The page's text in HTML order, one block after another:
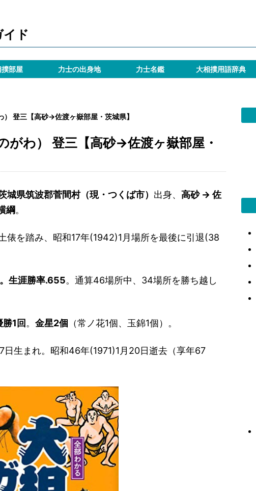
ド
部屋 力士の出身地 力士名鑑 大相撲用語辞典
登三【高砂→佐渡ヶ嶽部屋・茨城県】
がわ） 登三【高砂→佐渡ヶ嶽部屋・
城県筑波郡菅間村（現・つくば市） 出身、 高砂 → 佐
綱。
俵を踏み、昭和17年(1942)1月場所を最後に引退(38
生涯勝率.655。通算46場所中、34場所を勝ち越し
1回 。 金星2個 （常ノ花1個、玉錦1個）。
生まれ。昭和46年(1971)1月20日逝去（享年67